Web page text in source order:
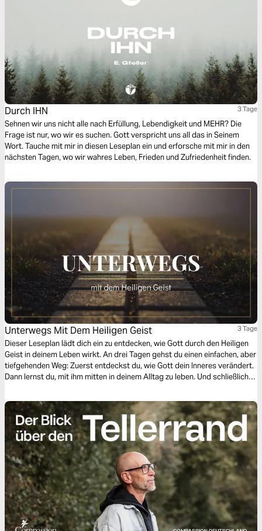
Durch IHN 3 Tage
Sehnen wir uns nicht alle nach Erfüllung, Lebendigkeit und MEHR? Die
Frage ist nur, wo wir es suchen. Gott verspricht uns all das in Seinem
Wort. Tauche mit mir in diesen Leseplan ein und erforsche mit mir in den
nächsten Tagen, wo wir wahres Leben, Frieden und Zufriedenheit finden.
Unterwegs Mit Dem Heiligen Geist 3 Tage
Dieser Leseplan lädt dich ein zu entdecken, wie Gott durch den Heiligen
Geist in deinem Leben wirkt. An drei Tagen gehst du einen einfachen, aber
tiefgehenden Weg: Zuerst entdeckst du, wie Gott dein Inneres verändert.
Dann lernst du, mit ihm mitten in deinem Alltag zu leben. Und schließlich
seiner Mission zu sein. Dieser Plan handelt nicht in erster Linie davon, was
du tun musst, sondern davon, was Gott bereits tut – und wie du lernen
kannst, mit ihm zu gehen.